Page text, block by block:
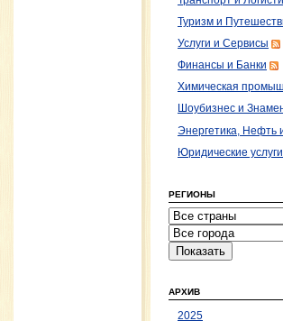
Туризм и
Услуги и Сервисы
Финансы и Банки
Химическая
Шоубизнес и
Энергетика, Нефть
Юридические услуги
РЕГИОНЫ
АРХИВ
2025